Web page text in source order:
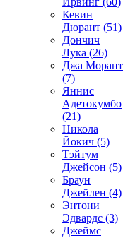
Кевин
Дюрант (51)
Дончич
Лука (26)
Джа Морант
(7)
Яннис
Адетокумбо
(21)
Никола
Йокич (5)
Тэйтум
Джейсон (5)
Браун
Джейлен (4)
Энтони
Эдвардс (3)
Джеймс